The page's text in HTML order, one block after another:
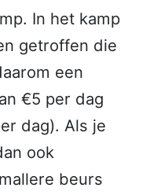
In het kamp
getroffen die
een
€5 per dag
dag). Als je
ook
beurs